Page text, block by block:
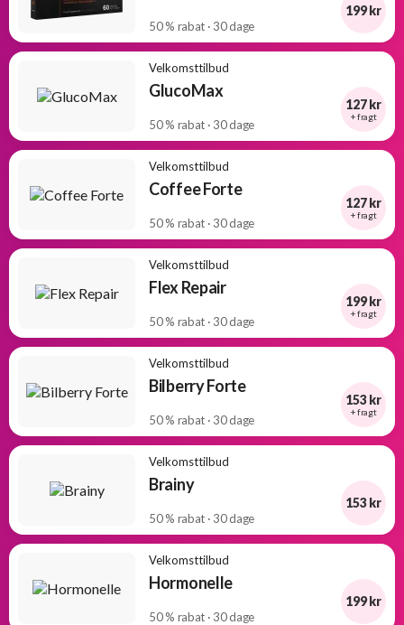
50 % rabat · 30 dage
199 kr
Velkomsttilbud
GlucoMax
50 % rabat · 30 dage
127 kr
+ fragt
Velkomsttilbud
Coffee Forte
50 % rabat · 30 dage
127 kr
+ fragt
Velkomsttilbud
Flex Repair
50 % rabat · 30 dage
199 kr
+ fragt
Velkomsttilbud
Bilberry Forte
50 % rabat · 30 dage
153 kr
+ fragt
Velkomsttilbud
Brainy
50 % rabat · 30 dage
153 kr
Velkomsttilbud
Hormonelle
50 % rabat · 30 dage
199 kr